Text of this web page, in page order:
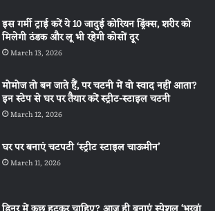
इस गर्मी ट्राई करें ये 10 जादुई कोरियन ड्रिंक्स, शरीर को
मिलेगी ठंडक और लू भी रहेगी कोसों दूर
March 13, 2026
मोमोज तो बन जाते हैं, पर चटनी में वो स्वाद नहीं आता?
इन स्टेप से घर पर तैयार करें स्ट्रीट-स्टाइल चटनी
March 12, 2026
घर पर बनाएं चटपटी ‘स्ट्रीट स्टाइल चाऊमीन’
March 11, 2026